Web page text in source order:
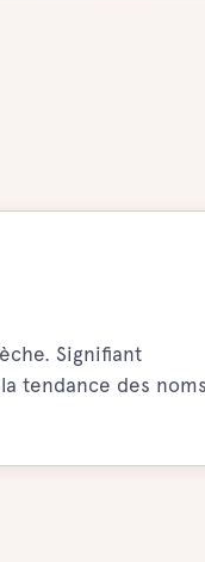
Signifiant
tendance des